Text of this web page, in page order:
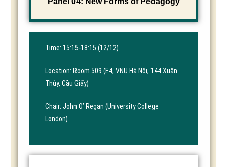
Time: 15:15-18:15 (12/12)
Location: Room 509 (E4, VNU Hà Nội, 144 Xuân
Thủy, Cầu Giấy)
Chair: John O’ Regan (University College
London)